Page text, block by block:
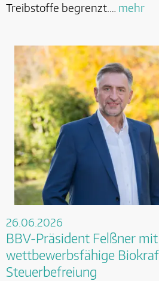
Treibstoffe begrenzt.… mehr
26.06.2026
BBV-Präsident Felßner
wettbewerbsfähige
Steuerbefreiung